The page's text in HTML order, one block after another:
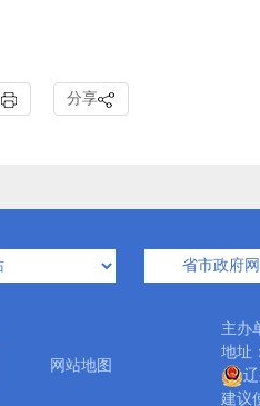
分享
网站地图
主办
地址
建议